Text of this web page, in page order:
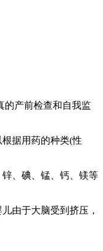
的产前检查和自我监
据用药的种类(性
、碘、锰、钙、镁等
由于大脑受到挤压，